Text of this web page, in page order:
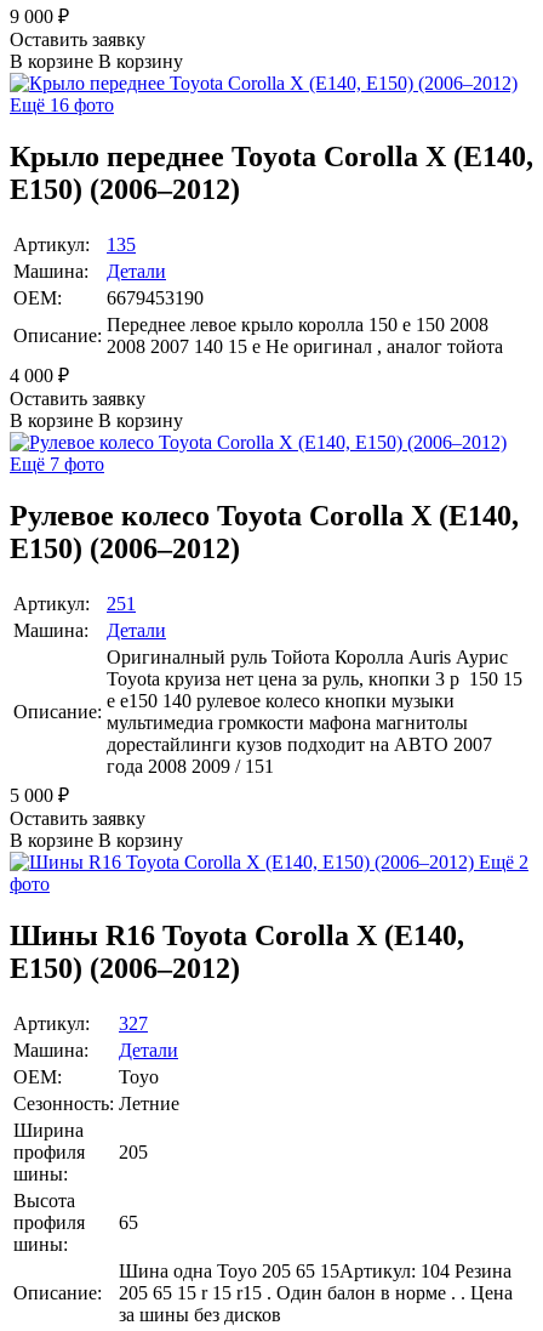
9 000 ₽
Оставить заявку
В корзине В корзину
Ещё 16 фото
Крыло переднее Toyota Corolla X (E140,
E150) (2006–2012)
Артикул:
135
Машина:
Детали
OEM:
6679453190
Описание:
Переднее левое крыло королла 150 е 150 2008
2008 2007 140 15 е Не оригинал , аналог тойота
4 000 ₽
Оставить заявку
В корзине В корзину
Ещё 7 фото
Рулевое колесо Toyota Corolla X (E140,
E150) (2006–2012)
Артикул:
251
Машина:
Детали
Описание:
Оригиналный руль Тойота Королла Auris Аурис
Toyota круиза нет цена за руль, кнопки 3 р 150 15
е е150 140 рулевое колесо кнопки музыки
мультимедиа громкости мафона магнитолы
дорестайлинги кузов подходит на АВТО 2007
года 2008 2009 / 151
5 000 ₽
Оставить заявку
В корзине В корзину
Ещё 2
фото
Шины R16 Toyota Corolla X (E140,
E150) (2006–2012)
Артикул:
327
Машина:
Детали
OEM:
Toyo
Сезонность: Летние
Ширина
профиля
шины:
205
Высота
профиля
шины:
65
Описание:
Шина одна Toyo 205 65 15Артикул: 104 Резина
205 65 15 r 15 r15 . Один балон в норме . . Цена
за шины без дисков